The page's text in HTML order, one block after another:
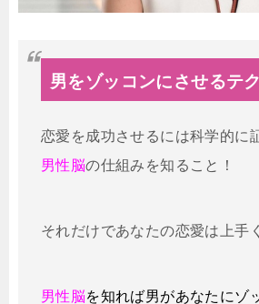
男をゾッコンにさせるテ
恋愛を成功させるには科学的に
男性脳の仕組みを知ること！
それだけであなたの恋愛は上手
男性脳を知れば男があなたにゾ